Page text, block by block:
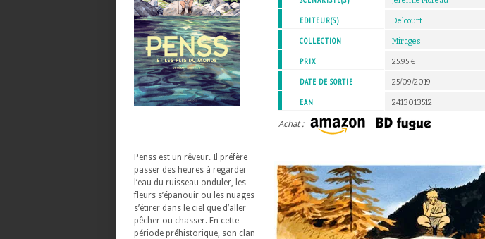
EDITEUR(S) Delcourt
COLLECTION Mirages
PRIX 25.95 €
DATE DE SORTIE 25/09/2019
EAN 2413013512
Achat :
Penss est un rêveur. Il préfère
passer des heures à regarder
l’eau du ruisseau onduler, les
fleurs s’épanouir ou les nuages
s’étirer dans le ciel que d’aller
pêcher ou chasser. En cette
période préhistorique, son clan